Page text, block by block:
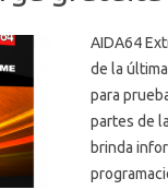
AIDA64
de la
para
partes de
brinda